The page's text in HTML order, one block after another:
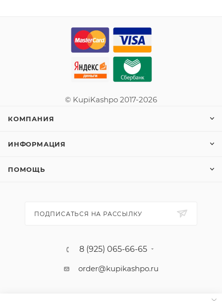
© KupiKashpo 2017-2026
КОМПАНИЯ
ИНФОРМАЦИЯ
ПОМОЩЬ
ПОДПИСАТЬСЯ НА РАССЫЛКУ
8 (925) 065-66-65
order@kupikashpo.ru